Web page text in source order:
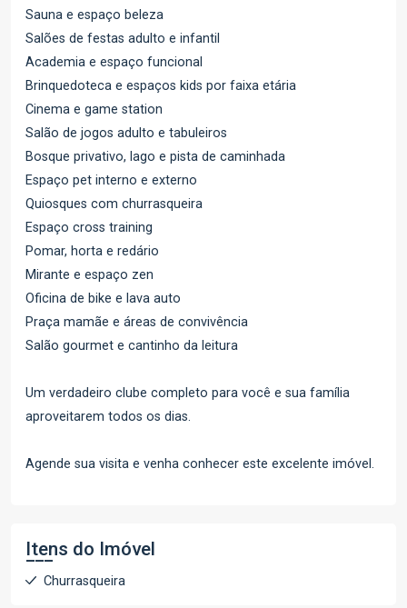
Sauna e espaço beleza
Salões de festas adulto e infantil
Academia e espaço funcional
Brinquedoteca e espaços kids por faixa etária
Cinema e game station
Salão de jogos adulto e tabuleiros
Bosque privativo, lago e pista de caminhada
Espaço pet interno e externo
Quiosques com churrasqueira
Espaço cross training
Pomar, horta e redário
Mirante e espaço zen
Oficina de bike e lava auto
Praça mamãe e áreas de convivência
Salão gourmet e cantinho da leitura
Um verdadeiro clube completo para você e sua família
aproveitarem todos os dias.
Agende sua visita e venha conhecer este excelente imóvel.
Itens do Imóvel
Churrasqueira